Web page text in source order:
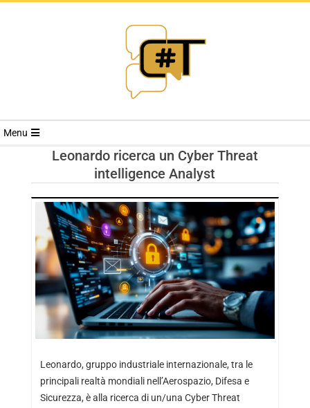
RIVISTA
TRENDS
Menu
Leonardo ricerca un Cyber Threat
intelligence Analyst
Leonardo, gruppo industriale internazionale, tra le
principali realtà mondiali nell’Aerospazio, Difesa e
Sicurezza, è alla ricerca di un/una Cyber Threat